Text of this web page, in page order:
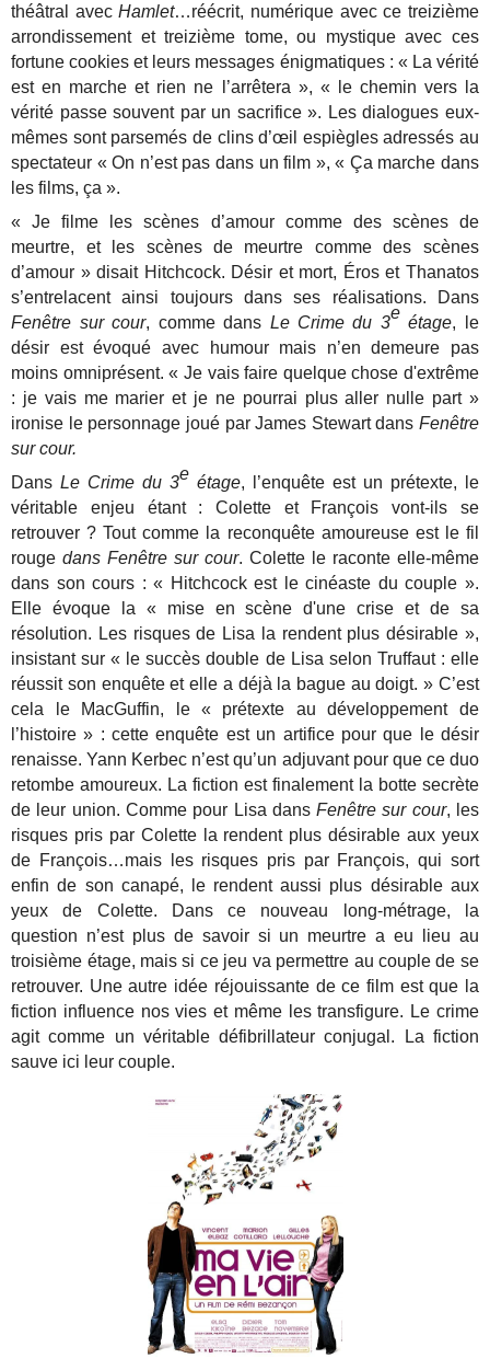
théâtral avecHamlet…réécrit, numérique avec ce treizième
arrondissement et treizième tome, ou mystique avec ces
fortune cookies et leurs messages énigmatiques : « La vérité
est en marche et rien ne l’arrêtera », « le chemin vers la
vérité passe souvent par un sacrifice ». Les dialogues eux-
mêmes sont parsemés de clins d’œil espiègles adressés au
spectateur « On n’est pas dans un film », « Ça marche dans
les films, ça ».
« Je filme les scènes d’amour comme des scènes de
meurtre, et les scènes de meurtre comme des scènes
d’amour » disait Hitchcock. Désir et mort, Éros et Thanatos
s’entrelacent ainsi toujours dans ses réalisations. Dans
Fenêtre sur cour, comme dans Le Crime du 3e étage, le
désir est évoqué avec humour mais n’en demeure pas
moins omniprésent. « Je vais faire quelque chose d'extrême
: je vais me marier et je ne pourrai plus aller nulle part »
ironise le personnage joué par James Stewart dans Fenêtre
sur cour.
DansLe Crime du 3e étage, l’enquête est un prétexte, le
véritable enjeu étant : Colette et François vont-ils se
retrouver ? Tout comme la reconquête amoureuse est le fil
rougedans Fenêtre sur cour. Colette le raconte elle-même
dans son cours : « Hitchcock est le cinéaste du couple ».
Elle évoque la « mise en scène d'une crise et de sa
résolution. Les risques de Lisa la rendent plus désirable »,
insistant sur « le succès double de Lisa selon Truffaut : elle
réussit son enquête et elle a déjà la bague au doigt. » C’est
cela le MacGuffin, le « prétexte au développement de
l’histoire » : cette enquête est un artifice pour que le désir
renaisse. Yann Kerbec n’est qu’un adjuvant pour que ce duo
retombe amoureux. La fiction est finalement la botte secrète
de leur union. Comme pour Lisa dansFenêtre sur cour, les
risques pris par Colette la rendent plus désirable aux yeux
de François…mais les risques pris par François, qui sort
enfin de son canapé, le rendent aussi plus désirable aux
yeux de Colette. Dans ce nouveau long-métrage, la
question n’est plus de savoir si un meurtre a eu lieu au
troisième étage, mais si ce jeu va permettre au couple de se
retrouver. Une autre idée réjouissante de ce film est que la
fiction influence nos vies et même les transfigure. Le crime
agit comme un véritable défibrillateur conjugal. La fiction
sauve ici leur couple.